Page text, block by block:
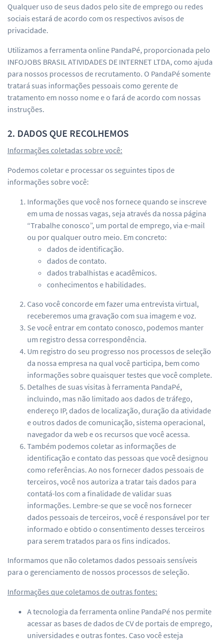
Qualquer uso de seus dados pelo site de emprego ou redes
sociais estará de acordo com os respectivos avisos de
privacidade.
Utilizamos a ferramenta online PandaPé, proporcionada pelo
INFOJOBS BRASIL ATIVIDADES DE INTERNET LTDA, como ajuda
para nossos processos de recrutamento. O PandaPé somente
tratará suas informações pessoais como gerente de
tratamento em nosso nome e o fará de acordo com nossas
instruções.
2. DADOS QUE RECOLHEMOS
Informações coletadas sobre você:
Podemos coletar e processar os seguintes tipos de
informações sobre você:
Informações que você nos fornece quando se inscreve
em uma de nossas vagas, seja através da nossa página
“Trabalhe conosco”, um portal de emprego, via e-mail
ou por qualquer outro meio. Em concreto:
dados de identificação.
dados de contato.
dados trabalhistas e acadêmicos.
conhecimentos e habilidades.
Caso você concorde em fazer uma entrevista virtual,
receberemos uma gravação com sua imagem e voz.
Se você entrar em contato conosco, podemos manter
um registro dessa correspondência.
Um registro do seu progresso nos processos de seleção
da nossa empresa na qual você participa, bem como
informações sobre quaisquer testes que você complete.
Detalhes de suas visitas à ferramenta PandaPé,
incluindo, mas não limitado aos dados de tráfego,
endereço IP, dados de localização, duração da atividade
e outros dados de comunicação, sistema operacional,
navegador da web e os recursos que você acessa.
Também podemos coletar as informações de
identificação e contato das pessoas que você designou
como referências. Ao nos fornecer dados pessoais de
terceiros, você nos autoriza a tratar tais dados para
contatá-los com a finalidade de validar suas
informações. Lembre-se que se você nos fornecer
dados pessoais de terceiros, você é responsável por ter
informado e obtido o consentimento desses terceiros
para serem tratados para os fins indicados.
Informamos que não coletamos dados pessoais sensíveis
para o gerenciamento de nossos processos de seleção.
Informações que coletamos de outras fontes:
A tecnologia da ferramenta online PandaPé nos permite
acessar as bases de dados de CV de portais de emprego,
universidades e outras fontes. Caso você esteja